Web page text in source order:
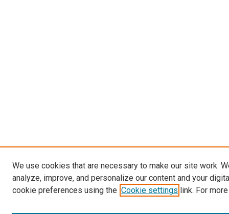
We use cookies that are necessary to make our site work.
analyze, improve, and personalize our content and your
cookie preferences using the Cookie settings link. For